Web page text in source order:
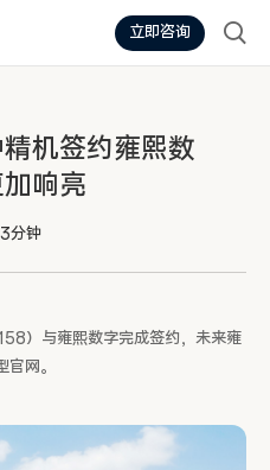
立即咨询
机签约雍熙数
响亮
分钟
）与雍熙数字完成签约，未来雍
网。